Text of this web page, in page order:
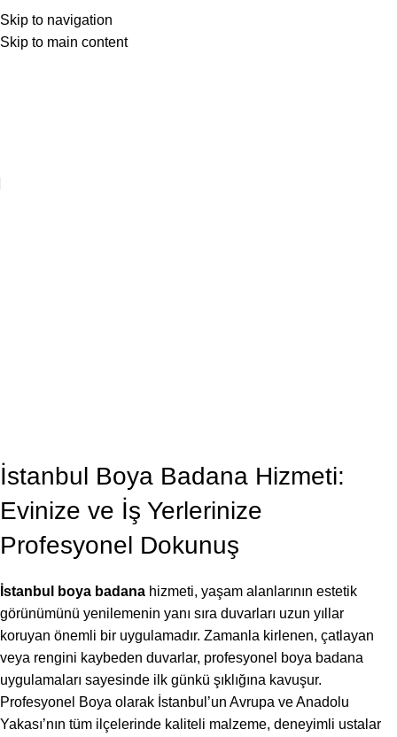
Skip to navigation
Skip to main content
İstanbul Boya Badana Hizmeti:
Evinize ve İş Yerlerinize
Profesyonel Dokunuş
İstanbul boya badana hizmeti, yaşam alanlarının estetik
görünümünü yenilemenin yanı sıra duvarları uzun yıllar
koruyan önemli bir uygulamadır. Zamanla kirlenen, çatlayan
veya rengini kaybeden duvarlar, profesyonel boya badana
uygulamaları sayesinde ilk günkü şıklığına kavuşur.
Profesyonel Boya olarak İstanbul’un Avrupa ve Anadolu
Yakası’nın tüm ilçelerinde kaliteli malzeme, deneyimli ustalar